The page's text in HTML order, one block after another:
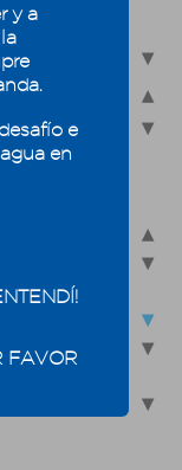
de cuánta
el DGI
Instantáneos
y a
e
en
FAVOR